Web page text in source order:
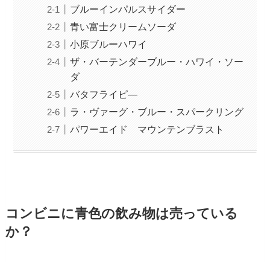
ブルーインパルスサイダー
青い富士クリームソーダ
小原ブルーハワイ
ザ・バーテンダーブルー・ハワイ・ソー
ダ
バタフライピ―
ラ・ヴァーグ・ブルー・スパークリング
パワーエイド マウンテンブラスト
コンビニに青色の飲み物は売っている
か？